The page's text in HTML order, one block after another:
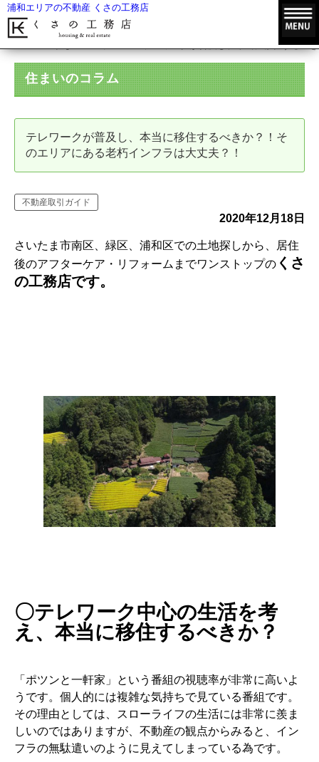
浦和エリアの不動産 くさの工務店
テレワークが普及し、本当に移住するべ
住まいのコラム
テレワークが普及し、本当に移住するべきか？！そ
のエリアにある老朽インフラは大丈夫？！
不動産取引ガイド
2020年12月18日
さいたま市南区、緑区、浦和区での土地探しから、居住
後のアフターケア・リフォームまでワンストップの くさ
の工務店です。
〇テレワーク中心の生活を考
え、本当に移住するべきか？
「ポツンと一軒家」という番組の視聴率が非常に高いよ
うです。個人的には複雑な気持ちで見ている番組です。
その理由としては、スローライフの生活には非常に羨ま
しいのではありますが、不動産の観点からみると、イン
フラの無駄遣いのように見えてしまっている為です。